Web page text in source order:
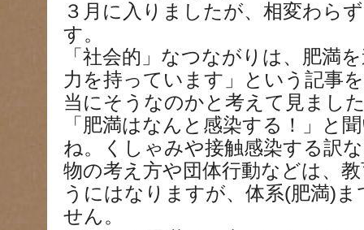
３月に入りましたが、相変わら
す。
「社会的」なつながりは、肥満
力を持っています」という記事
当にそうなのかと考えて見まし
「肥満はなんと感染する！」と
ね。くしゃみや接触感染する訳
物の考え方や団体行動などは、
うにはなりますが、体系(肥満)
せん。